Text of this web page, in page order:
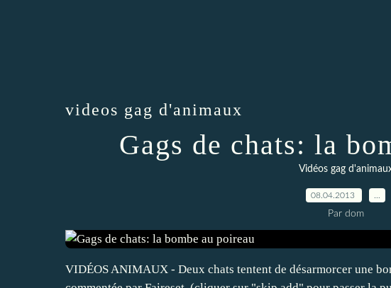
videos gag d'animaux
Gags de chats: la
Vidéos gag
08.04.2013
Par dom
VIDÉOS ANIMAUX - Deux chats tentent de désarmorcer une